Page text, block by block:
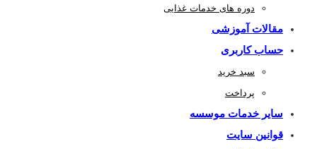
دوره های خدمات غذایی
مقالات آموزشی
حساب کاربری
سبد خرید
پرداخت
سایر خدمات موسسه
قوانین سایت